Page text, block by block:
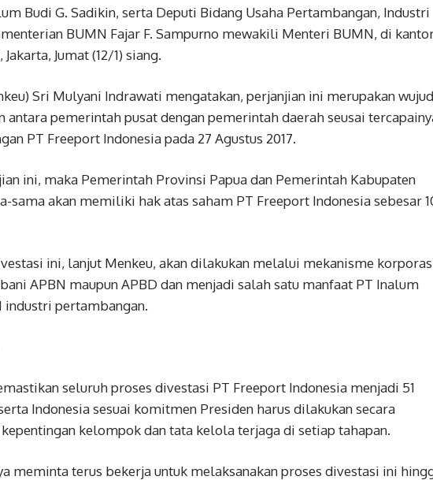
Budi G. Sadikin, serta Deputi Bidang Usaha Pertambangan, Industri
BUMN Fajar F. Sampurno mewakili Menteri BUMN, di
Jumat (12/1) siang.
Sri Mulyani Indrawati mengatakan, perjanjian ini merupakan wujud
antara pemerintah pusat dengan pemerintah daerah seusai
PT Freeport Indonesia pada 27 Agustus 2017.
ini, maka Pemerintah Provinsi Papua dan Pemerintah Kabupaten
sama akan memiliki hak atas saham PT Freeport Indonesia sebesar
ini, lanjut Menkeu, akan dilakukan melalui mekanisme
APBN maupun APBD dan menjadi salah satu manfaat PT Inalum
pertambangan.
seluruh proses divestasi PT Freeport Indonesia menjadi 51
Indonesia sesuai komitmen Presiden harus dilakukan secara
kelompok dan tata kelola terjaga di setiap tahapan.
meminta terus bekerja untuk melaksanakan proses divestasi ini